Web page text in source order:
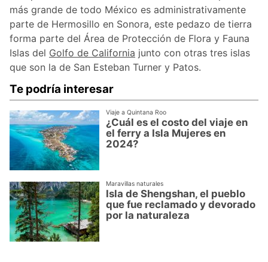
más grande de todo México es administrativamente
parte de Hermosillo en Sonora, este pedazo de tierra
forma parte del Área de Protección de Flora y Fauna
Islas del Golfo de California junto con otras tres islas
que son la de San Esteban Turner y Patos.
Te podría interesar
Viaje a Quintana Roo
¿Cuál es el costo del viaje en
el ferry a Isla Mujeres en
2024?
Maravillas naturales
Isla de Shengshan, el pueblo
que fue reclamado y devorado
por la naturaleza